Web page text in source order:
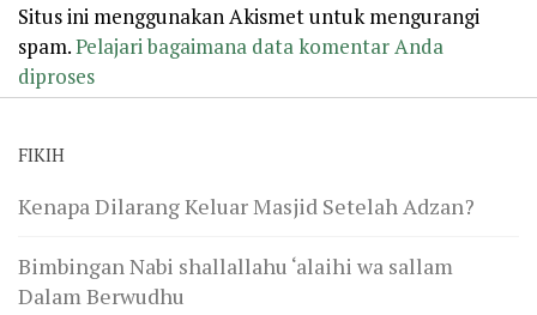
Situs ini menggunakan Akismet untuk mengurangi
spam.Pelajari bagaimana data komentar Anda
diproses
FIKIH
Kenapa Dilarang Keluar Masjid Setelah Adzan?
Bimbingan Nabi shallallahu ‘alaihi wa sallam
Dalam Berwudhu